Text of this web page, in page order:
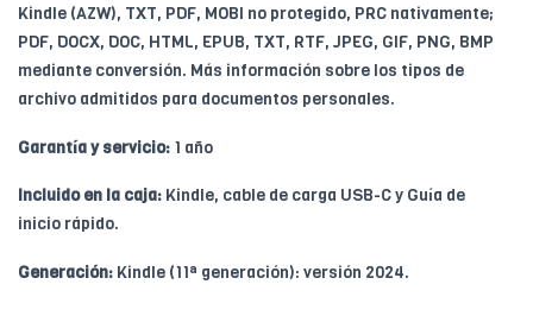
Kindle (AZW), TXT, PDF, MOBI no protegido, PRC nativamente;
PDF, DOCX, DOC, HTML, EPUB, TXT, RTF, JPEG, GIF, PNG, BMP
mediante conversión. Más información sobre los tipos de
archivo admitidos para documentos personales.
Garantía y servicio: 1 año
Incluido en la caja: Kindle, cable de carga USB-C y Guía de
inicio rápido.
Generación: Kindle (11ª generación): versión 2024.